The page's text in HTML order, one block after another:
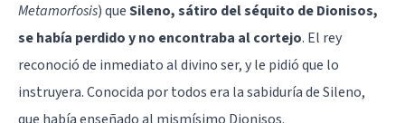
Metamorfosis) queSileno, sátiro del séquito de Dionisos,
se había perdido y no encontraba al cortejo. El rey
reconoció de inmediato al divino ser, y le pidió que lo
instruyera. Conocida por todos era la sabiduría de Sileno,